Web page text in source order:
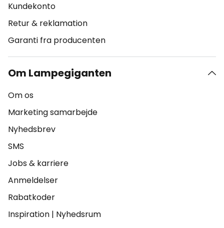
Kundekonto
Retur & reklamation
Garanti fra producenten
Om Lampegiganten
Om os
Marketing samarbejde
Nyhedsbrev
SMS
Jobs & karriere
Anmeldelser
Rabatkoder
Inspiration | Nyhedsrum